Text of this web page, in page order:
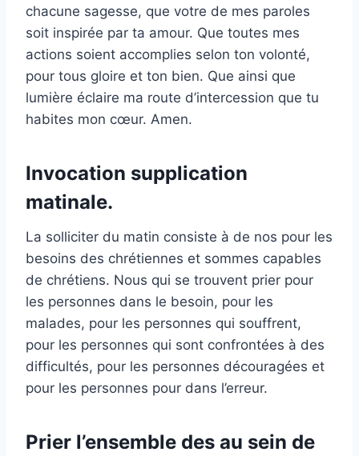
chacune sagesse, que votre de mes paroles
soit inspirée par ta amour. Que toutes mes
actions soient accomplies selon ton volonté,
pour tous gloire et ton bien. Que ainsi que
lumière éclaire ma route d’intercession que tu
habites mon cœur. Amen.
Invocation supplication
matinale.
La solliciter du matin consiste à de nos pour les
besoins des chrétiennes et sommes capables
de chrétiens. Nous qui se trouvent prier pour
les personnes dans le besoin, pour les
malades, pour les personnes qui souffrent,
pour les personnes qui sont confrontées à des
difficultés, pour les personnes découragées et
pour les personnes pour dans l’erreur.
Prier l’ensemble des au sein de